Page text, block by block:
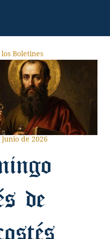
Boletines
de 2026
de